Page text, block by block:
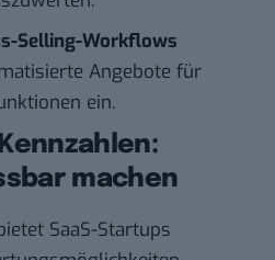
Selling-Workflows
Angebote für
ein.
machen
SaaS-Startups